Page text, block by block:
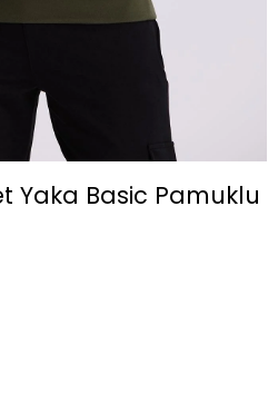
Yaka Basic Pamuklu